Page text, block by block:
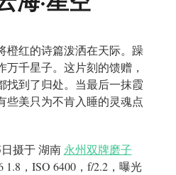
橙红的诗篇泼洒在天际。躁
千星子。这片刻的馈赠，
找到了归处。当最后一抹霞
些美只为不肯入睡的灵魂点
摄于 湖南 永州双牌磨子
1.8，ISO 6400，f/2.2，曝光